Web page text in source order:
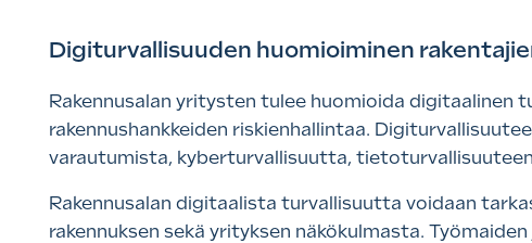
Digiturvallisuuden huomioiminen
Rakennusalan yritysten tulee huomioida digitaalinen
rakennushankkeiden riskienhallintaa.
varautumista, kyberturvallisuutta,
Rakennusalan digitaalista turvallisuutta voidaan
rakennuksen sekä yrityksen näkökulmasta.